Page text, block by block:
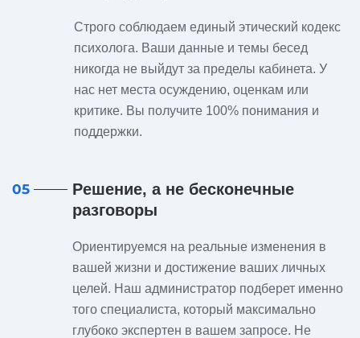
Строго соблюдаем единый этический кодекс
психолога. Ваши данные и темы бесед
никогда не выйдут за пределы кабинета. У
нас нет места осуждению, оценкам или
критике. Вы получите 100% понимания и
поддержки.
05
Решение, а не бесконечные
разговоры
Ориентируемся на реальные изменения в
вашей жизни и достижение ваших личных
целей. Наш администратор подберет именно
того специалиста, который максимально
глубоко экспертен в вашем запросе. Не